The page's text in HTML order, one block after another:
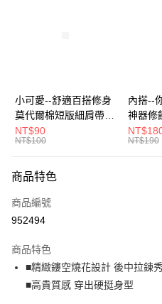
悠遊付
Google Pay
全盈+PAY
大哥付你分期
【大哥付你分期使用說明】
1.本服務由台灣大哥大提供，台灣大
流程，驗證手機門號後，選擇欲分期
成交易。
3.實際核准額度、可分期數及費用金
4.訂單成立30分鐘內，如未前往確認
AFTEE先享後付
【關於「AFTEE先享後付」】
AFTEE先享後付是「在收到商品之
便利好安心！
１．簡單：不需註冊會員、不需綁卡、
ATM付款
小可愛--舒適百搭修身
莫代爾棉短版細肩帶素
色背心(白.黑.灰L-2L)-
U582眼圈熊中大尺碼
NT$90
NT$100
內搭--
神器修
內搭裙/
6L)-
NT$190
商品特色
商品編號
952494
商品特色
■精緻鏤空燒花設計 後中拉鍊
■高貴質感 穿出硬挺身型